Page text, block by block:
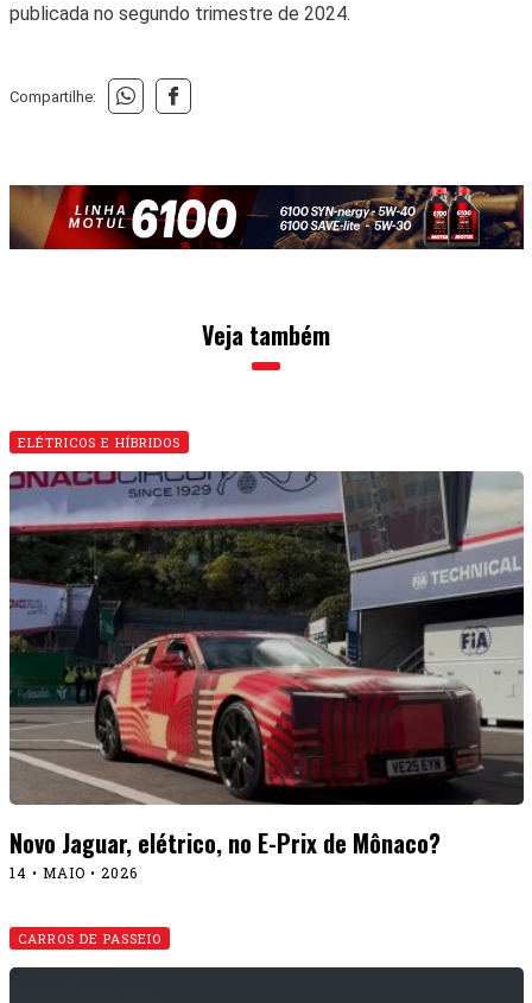
publicada no segundo trimestre de 2024.
Compartilhe:
Veja também
ELÉTRICOS E HÍBRIDOS
Novo Jaguar, elétrico, no E-Prix de Mônaco?
14 • MAIO • 2026
CARROS DE PASSEIO